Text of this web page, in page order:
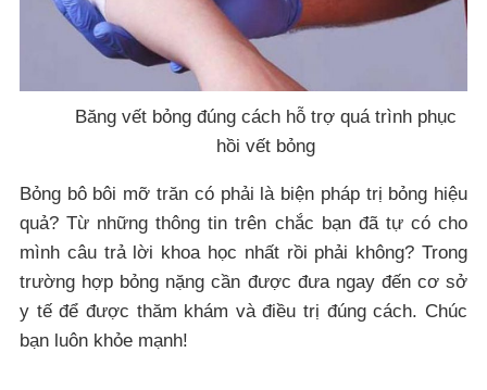
Băng vết bỏng đúng cách hỗ trợ quá trình phục
hồi vết bỏng
Bỏng bô bôi mỡ trăn có phải là biện pháp trị bỏng hiệu
quả? Từ những thông tin trên chắc bạn đã tự có cho
mình câu trả lời khoa học nhất rồi phải không? Trong
trường hợp bỏng nặng cần được đưa ngay đến cơ sở
y tế để được thăm khám và điều trị đúng cách. Chúc
bạn luôn khỏe mạnh!